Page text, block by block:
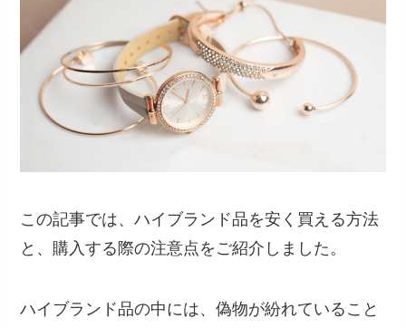
この記事では、ハイブランド品を安く買える方法
と、購入する際の注意点をご紹介しました。
ハイブランド品の中には、偽物が紛れていること